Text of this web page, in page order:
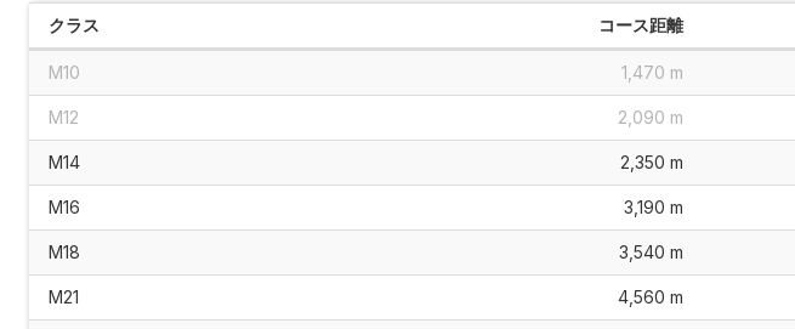
クラス コース距離
M10 1,470 m
M12 2,090 m
M14 2,350 m
M16 3,190 m
M18 3,540 m
M21 4,560 m